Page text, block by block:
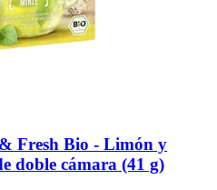
Fresh Bio -​ Limón y
doble cámara (41 g)